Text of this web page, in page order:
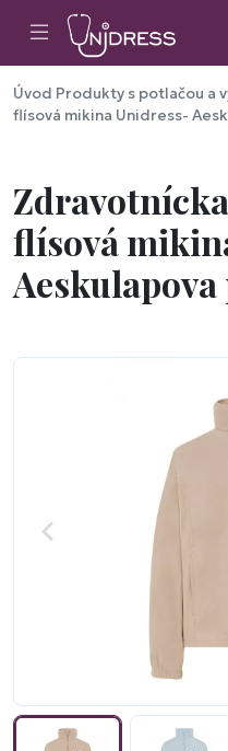
Úvod Produkty s potlačou a
flísová mikina Unidress-
flísová